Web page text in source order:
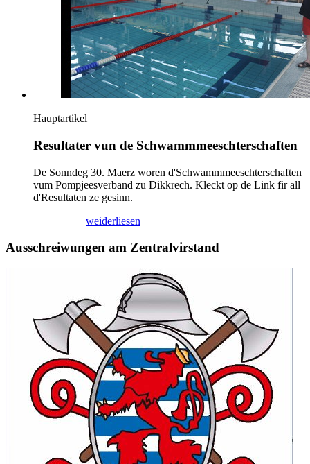
Hauptartikel
Resultater vun de Schwammmeeschterschaften
De Sonndeg 30. Maerz woren d'Schwammmeeschterschaften
vum Pompjeesverband zu Dikkrech. Kleckt op de Link fir all
d'Resultaten ze gesinn.
weiderliesen
Ausschreiwungen am Zentralvirstand